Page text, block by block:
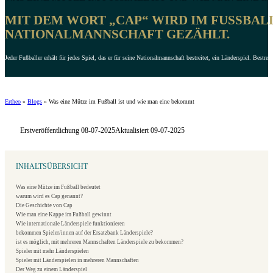
MIT DEM WORT „CAP“ WIRD IM
ATIONALMANNSCHAFT GEZÄHLT.
Jeder Fußballer erhält für jedes Spiel, das er für seine Nationalmannschaft bestreitet, ein Länderspiel.
Ertheo » Blogs » Was eine Mütze im Fußball ist und wie man eine bekommt
Erstveröffentlichung 08-07-2025Aktualisiert 09-07-2025
INHALTSÜBERSICHT
Was eine Mütze im Fußball bedeutet
warum wird es Cap genannt?
Die Geschichte von Cap
Wie man eine Kappe im Fußball gewinnt
Wie internationale Länderspiele funktionieren
bekommen Spieler/innen auf der Ersatzbank Länderspiele?
ist es möglich, mit mehreren Mannschaften Länderspiele zu bekommen?
Spieler mit mehr Länderspielen
Spieler mit Länderspielen in mehreren Mannschaften
Der Weg zu einem Länderspiel